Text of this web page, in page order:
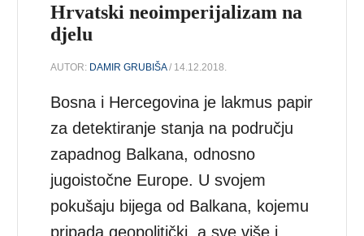
Hrvatski neoimperijalizam na
djelu
AUTOR: DAMIR GRUBIŠA/ 14.12.2018.
Bosna i Hercegovina je lakmus papir
za detektiranje stanja na području
zapadnog Balkana, odnosno
jugoistočne Europe. U svojem
pokušaju bijega od Balkana, kojemu
pripada geopolitički, a sve više i